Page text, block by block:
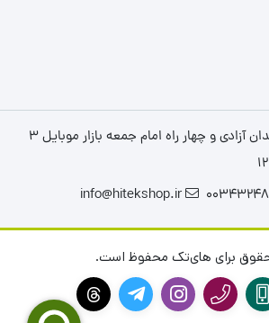
لپ‌تاپ را افزایش داده است.
و همچنین ذخیره‌سازی کافی هستند.
دو فن برای خنک‌سازی موثر و جلوگیری از
گرما.
کرمان: حدفاصل میدان آزادی و چهار راه امام جمعه بازار موبایل ۳
info@hitekshop.ir
برای های‌تک محفوظ است.